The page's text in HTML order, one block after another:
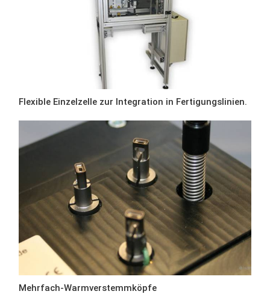
Flexible Einzelzelle zur Integration in Fertigungslinien.
Mehrfach-Warmverstemmköpfe